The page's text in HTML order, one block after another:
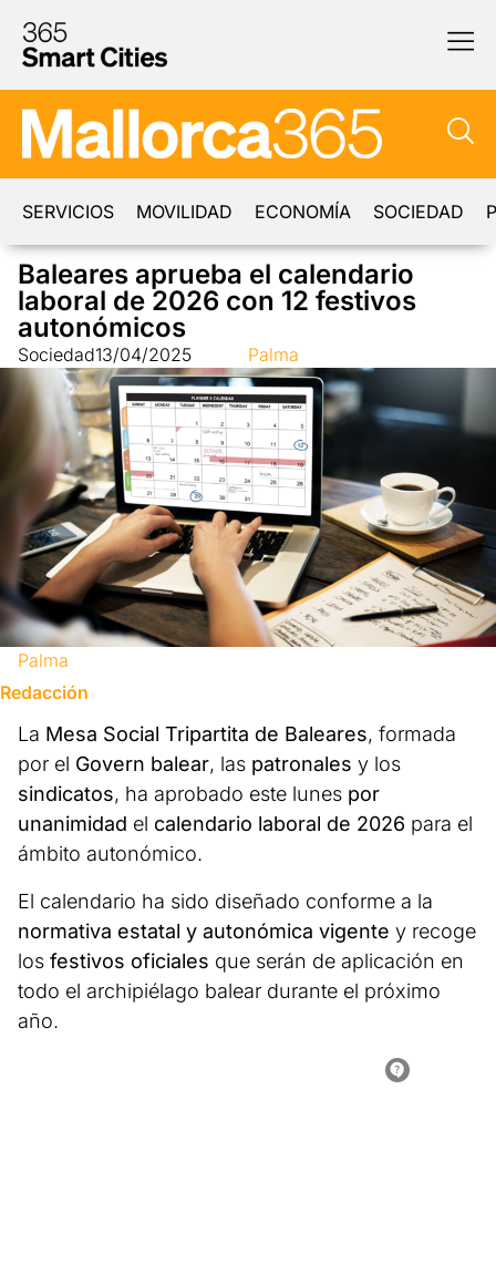
SERVICIOS MOVILIDAD ECONOMÍA SOCIEDAD
Baleares aprueba el calendario
laboral de 2026 con 12 festivos
autonómicos
Sociedad13/04/2025 Palma
Palma
Redacción
La Mesa Social Tripartita de Baleares, formada
por el Govern balear, las patronales y los
sindicatos, ha aprobado este lunes por
unanimidad el calendario laboral de 2026 para el
ámbito autonómico.
El calendario ha sido diseñado conforme a la
normativa estatal y autonómica vigente y recoge
los festivos oficiales que serán de aplicación en
todo el archipiélago balear durante el próximo
año.